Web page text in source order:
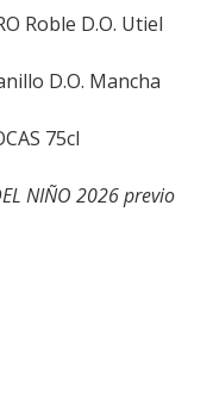
Roble D.O. Utiel
D.O. Mancha
75cl
NIÑO 2026 previo